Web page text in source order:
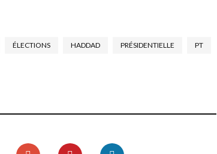
ÉLECTIONS HADDAD PRÉSIDENTIELLE PT